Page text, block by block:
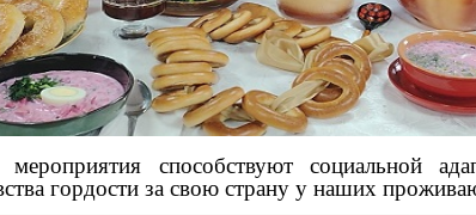
способствуют социальной
гордости за свою страну у наших